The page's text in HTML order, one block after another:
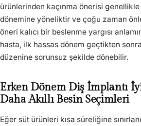
ürünlerinden kaçınma önerisi
dönemine yöneliktir ve çoğu zaman
öneri kalıcı bir beslenme yargısı
hasta, ilk hassas dönem geçtikten
düzenine sorunsuz şekilde dönebilir.
Erken Dönem Diş İmplantı
Daha Akıllı Besin Seçimleri
Eğer süt ürünleri kısa süreliğine